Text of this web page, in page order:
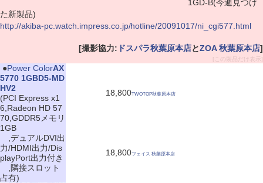
1GD-B(今週見つけ
た新製品)
http://akiba-pc.watch.impress.co.jp/hotline/20091017/ni_cgi577.html
[撮影協力: ドスパラ秋葉原本店とZOA 秋葉原本店]
[この製品だけ表示]
●Power ColorAX
5770 1GBD5-MD
HV2
(PCI Express x1
6,Radeon HD 57
70,GDDR5メモリ
1GB
,デュアルDVI出
力/HDMI出力/Dis
playPort出力付き
,隣接スロット
占有)
18,800TWOTOP秋葉原本店
18,800フェイス 秋葉原本店